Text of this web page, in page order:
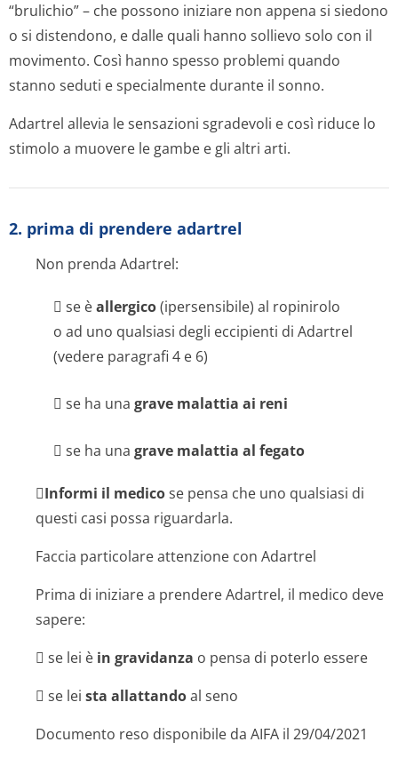
“brulichio” – che possono iniziare non appena si siedono
o si distendono, e dalle quali hanno sollievo solo con il
movimento. Così hanno spesso problemi quando
stanno seduti e specialmente durante il sonno.
Adartrel allevia le sensazioni sgradevoli e così riduce lo
stimolo a muovere le gambe e gli altri arti.
2. prima di prendere adartrel
Non prenda Adartrel:
 se èallergico(ipersensibile) al ropinirolo
o ad uno qualsiasi degli eccipienti di Adartrel
(vedere paragrafi 4 e 6)
 se ha una grave malattia ai reni
 se ha una grave malattia al fegato
Informi il medicose pensa che uno qualsiasi di
questi casi possa riguardarla.
Faccia particolare attenzione con Adartrel
Prima di iniziare a prendere Adartrel, il medico deve
sapere:
 se lei è in gravidanza o pensa di poterlo essere
 se lei sta allattandoal seno
Documento reso disponibile da AIFA il 29/04/2021